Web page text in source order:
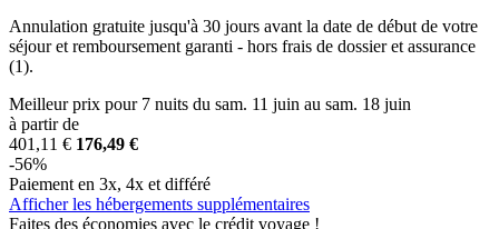
Annulation gratuite jusqu'à 30 jours avant la date de début de votre
séjour et remboursement garanti - hors frais de dossier et assurance
(1).
Meilleur prix pour 7 nuits du sam. 11 juin au sam. 18 juin
à partir de
401,11 € 176,49 €
-56%
Paiement en 3x, 4x et différé
Afficher les hébergements supplémentaires
Faites des économies avec le crédit voyage !